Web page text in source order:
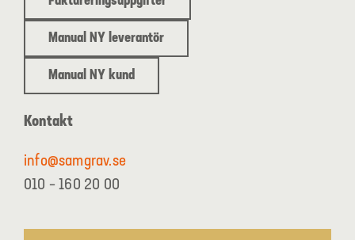
Manual NY leverantör
Manual NY kund
Kontakt
info@samgrav.se
010 – 160 20 00